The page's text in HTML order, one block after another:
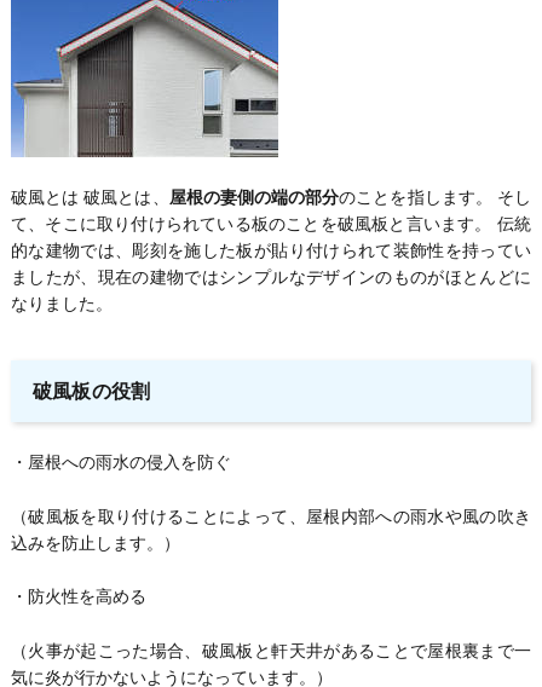
破風とは 破風とは、 屋根の妻側の端の部分のことを指します。 そし
て、そこに取り付けられている板のことを破風板と言います。 伝統
的な建物では、彫刻を施した板が貼り付けられて装飾性を持ってい
ましたが、現在の建物ではシンプルなデザインのものがほとんどに
なりました。
破風板の役割
・屋根への雨水の侵入を防ぐ
（破風板を取り付けることによって、屋根内部への雨水や風の吹き
込みを防止します。）
・防火性を高める
（火事が起こった場合、破風板と軒天井があることで屋根裏まで一
気に炎が行かないようになっています。）